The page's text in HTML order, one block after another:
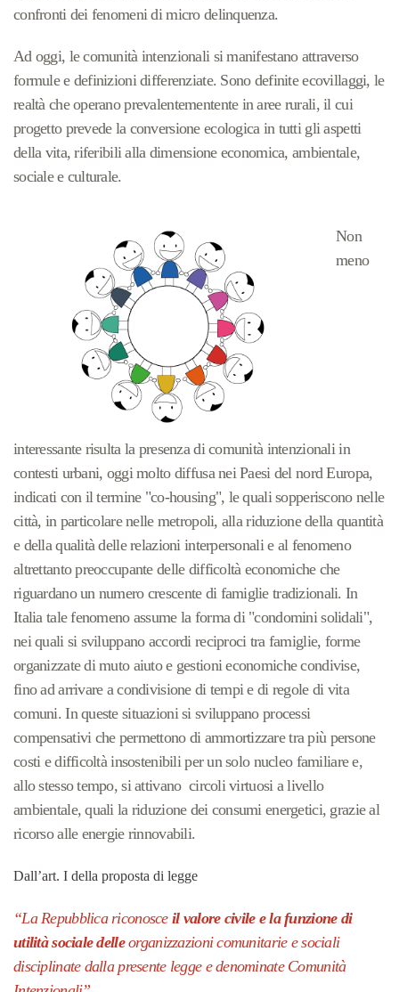
confronti dei fenomeni di micro delinquenza.
Ad oggi, le comunità intenzionali si manifestano attraverso
formule e definizioni differenziate. Sono definite ecovillaggi, le
realtà che operano prevalentementente in aree rurali, il cui
progetto prevede la conversione ecologica in tutti gli aspetti
della vita, riferibili alla dimensione economica, ambientale,
sociale e culturale.
Non
meno
interessante risulta la presenza di comunità intenzionali in
contesti urbani, oggi molto diffusa nei Paesi del nord Europa,
indicati con il termine "co-housing", le quali sopperiscono nelle
città, in particolare nelle metropoli, alla riduzione della quantità
e della qualità delle relazioni interpersonali e al fenomeno
altrettanto preoccupante delle difficoltà economiche che
riguardano un numero crescente di famiglie tradizionali. In
Italia tale fenomeno assume la forma di "condomini solidali",
nei quali si sviluppano accordi reciproci tra famiglie, forme
organizzate di muto aiuto e gestioni economiche condivise,
fino ad arrivare a condivisione di tempi e di regole di vita
comuni. In queste situazioni si sviluppano processi
compensativi che permettono di ammortizzare tra più persone
costi e difficoltà insostenibili per un solo nucleo familiare e,
allo stesso tempo, si attivano circoli virtuosi a livello
ambientale, quali la riduzione dei consumi energetici, grazie al
ricorso alle energie rinnovabili.
Dall’art. I della proposta di legge
“La Repubblica riconosce il valore civile e la funzione di
utilità sociale delleorganizzazioni comunitarie e sociali
disciplinate dalla presente legge e denominate Comunità